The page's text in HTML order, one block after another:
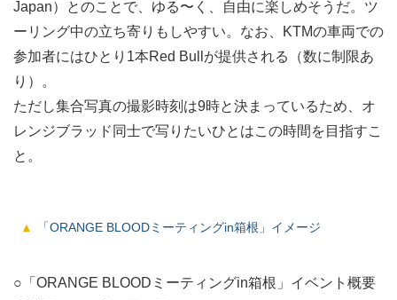
Japan）とのことで、ゆる〜く、自由に楽しめそうだ。ツ
ーリング中の立ち寄りもしやすい。なお、KTMの車両での
参加者にはひとり1本Red Bullが提供される（数に制限あ
り）。
ただし集合写真の撮影時刻は9時と決まっているため、オ
レンジブラッド同士で写りたいひとはこの時間を目指すこ
と。
「ORANGE BLOODミーティングin箱根」イメージ
○「ORANGE BLOODミーティングin箱根」イベント概要